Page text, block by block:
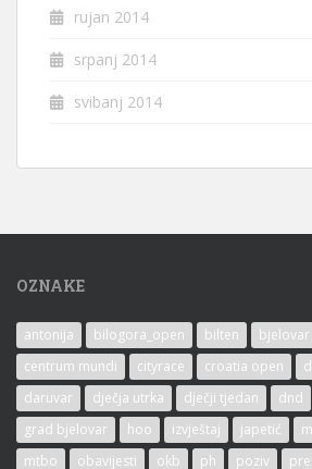
rujan 2014
srpanj 2014
svibanj 2014
OZNAKE
antonija bilogora_open bilten
centrum mundi
cityrace croatia open
daruvar
dječja utrka dječji tjedan dnd
grad bjelovar
hoo izvještaj japetić
mtbo
obavijesti okb ph poziv